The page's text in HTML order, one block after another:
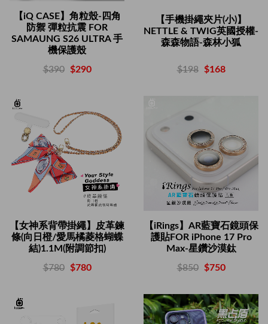
【iQ CASE】角粒殼-四角
防禦 彈粒抗震 FOR
SAMAUNG S26 ULTRA 手
機保護殼
$390 $290
【手機掛繩夾片(小)】
NETTLE & TWIG英國授權-
森森物語-森林小狐
$198 $168
【女神系背帶掛繩】皮革鍊
條(向日橙/愛馬橘菱格蝴蝶
結)1.1M(附調節扣)
$780 $780
【iRings】AR藍寶石鏡頭保
護貼FOR iPhone 17 Pro
Max-星鑽沙漠鈦
$850 $750